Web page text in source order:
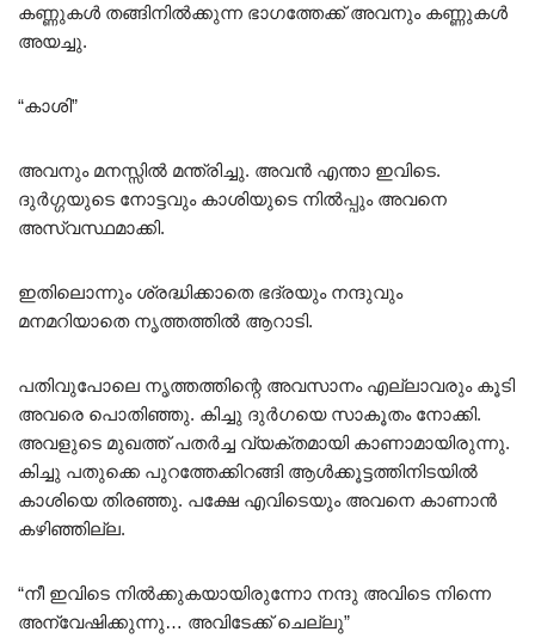
കണ്ണുകൾ തങ്ങിനിൽക്കുന്ന ഭാഗത്തേക്ക് അവനും കണ്ണുകൾ
അയച്ചു.
“കാശി”
അവനും മനസ്സിൽ മന്ത്രിച്ചു. അവൻ എന്താ ഇവിടെ.
ദുർഗ്ഗയുടെ നോട്ടവും കാശിയുടെ നിൽപ്പും അവനെ
അസ്വസ്ഥമാക്കി.
ഇതിലൊന്നും ശ്രദ്ധിക്കാതെ ഭദ്രയും നന്ദുവും
മനമറിയാതെ നൃത്തത്തിൽ ആറാടി.
പതിവുപോലെ നൃത്തത്തിന്റെ അവസാനം എല്ലാവരും കൂടി
അവരെ പൊതിഞ്ഞു. കിച്ചു ദുർഗയെ സാകൂതം നോക്കി.
അവളുടെ മുഖത്ത് പതർച്ച വ്യക്തമായി കാണാമായിരുന്നു.
കിച്ചു പതുക്കെ പുറത്തേക്കിറങ്ങി ആൾക്കൂട്ടത്തിനിടയിൽ
കാശിയെ തിരഞ്ഞു. പക്ഷേ എവിടെയും അവനെ കാണാൻ
കഴിഞ്ഞില്ല.
“നീ ഇവിടെ നിൽക്കുകയായിരുന്നോ നന്ദു അവിടെ നിന്നെ
അന്വേഷിക്കുന്നു… അവിടേക്ക് ചെല്ലു”